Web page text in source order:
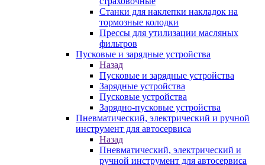
Станки для наклепки накладок на
тормозные колодки
Прессы для утилизации масляных
фильтров
Пусковые и зарядные устройства
Назад
Пусковые и зарядные устройства
Зарядные устройства
Пусковые устройства
Зарядно-пусковые устройства
Пневматический, электрический и ручной
инструмент для автосервиса
Назад
Пневматический, электрический и
ручной инструмент для автосервиса